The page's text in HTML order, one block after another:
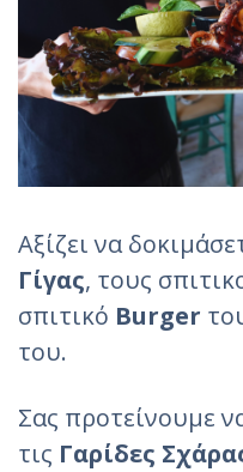
Αξίζει να
Γίγας, τους
σπιτικό Burger
του.
Σας προτείνουμε
τις Γαρίδες